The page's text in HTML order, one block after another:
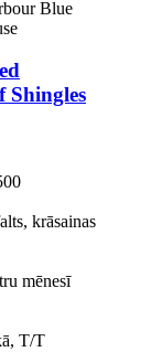
Shingles
krāsainas
mēnesī
T/T